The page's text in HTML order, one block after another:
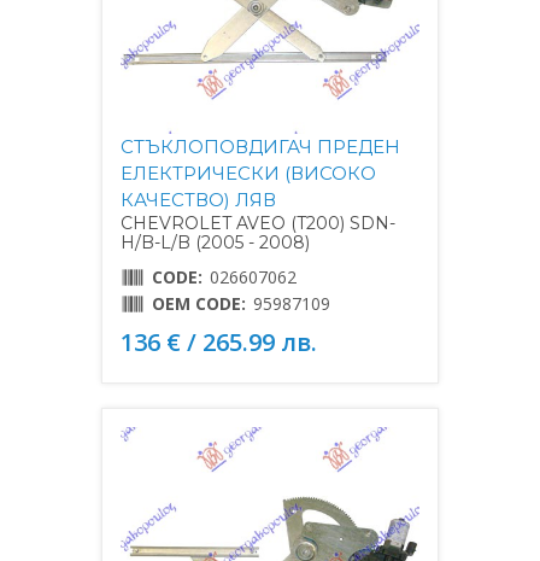
СТЪКЛОПОВДИГАЧ ПРЕДЕН
ЕЛЕКТРИЧЕСКИ (ВИСОКО
КАЧЕСТВО) ЛЯВ
CHEVROLET AVEO (T200) SDN-
H/B-L/B (2005 - 2008)
CODE: 026607062
OEM CODE: 95987109
136 € / 265.99 лв.